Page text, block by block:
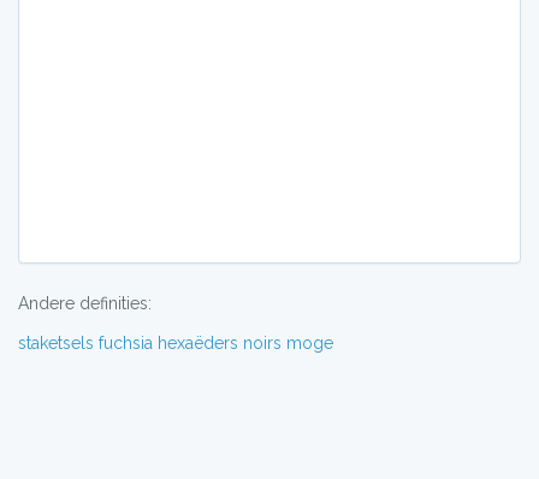
Andere definities:
staketsels fuchsia hexaëders noirs moge